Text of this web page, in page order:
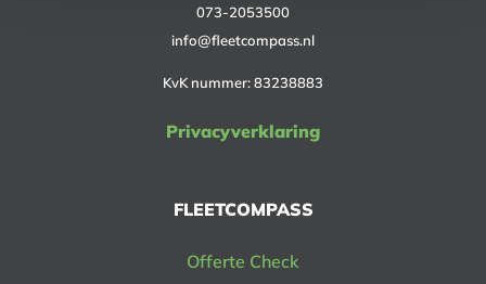
073-2053500
info@fleetcompass.nl
KvK nummer: 83238883
Privacyverklaring
FLEETCOMPASS
Offerte Check